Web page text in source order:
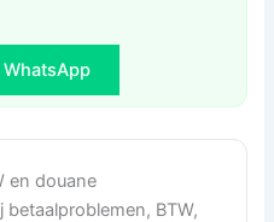
en douane
betaalproblemen, BTW,